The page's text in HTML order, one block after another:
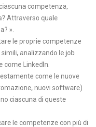
competenza,
Attraverso quale
».
le proprie competenze
analizzando le job
LinkedIn.
come le nuove
nuovi software)
ciascuna di queste
le competenze con più di